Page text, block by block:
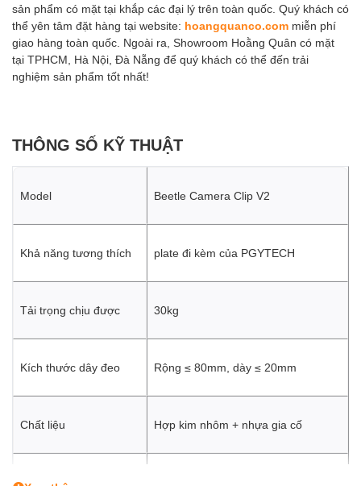
sản phẩm có mặt tại khắp các đại lý trên toàn quốc. Quý khách có
thể yên tâm đặt hàng tại website: hoangquanco.com miễn phí
giao hàng toàn quốc. Ngoài ra, Showroom Hoằng Quân có mặt
tại TPHCM, Hà Nội, Đà Nẵng để quý khách có thể đến trải
nghiệm sản phẩm tốt nhất!
THÔNG SỐ KỸ THUẬT
Model Beetle Camera Clip V2
Khả năng tương thích plate đi kèm của PGYTECH
Tải trọng chịu được 30kg
Kích thước dây đeo Rộng ≤ 80mm, dày ≤ 20mm
Chất liệu Hợp kim nhôm + nhựa gia cố
Trọng lượng